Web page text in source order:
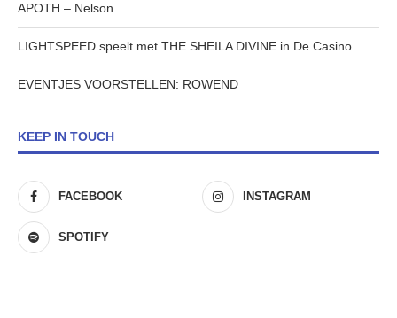
APOTH – Nelson
LIGHTSPEED speelt met THE SHEILA DIVINE in De Casino
EVENTJES VOORSTELLEN: ROWEND
KEEP IN TOUCH
FACEBOOK INSTAGRAM
SPOTIFY